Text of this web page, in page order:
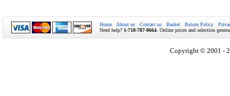
Home About us Contact us Basket Return Policy
Need help? 1-718-787-0664 . Online prices and selection
Copyright © 2001 -